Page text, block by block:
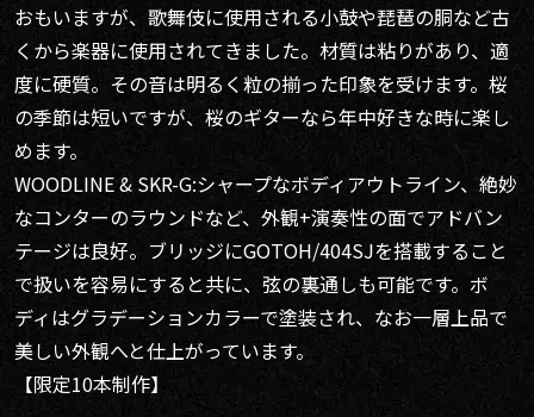
おもいますが、歌舞伎に使用される小鼓や琵琶の胴など古
くから楽器に使用されてきました。材質は粘りがあり、適
度に硬質。その音は明るく粒の揃った印象を受けます。桜
の季節は短いですが、桜のギターなら年中好きな時に楽し
めます。
WOODLINE & SKR-G:シャープなボディアウトライン、絶妙
なコンターのラウンドなど、外観+演奏性の面でアドバン
テージは良好。ブリッジにGOTOH/404SJを搭載すること
で扱いを容易にすると共に、弦の裏通しも可能です。ボ
ディはグラデーションカラーで塗装され、なお一層上品で
美しい外観へと仕上がっています。
【限定10本制作】